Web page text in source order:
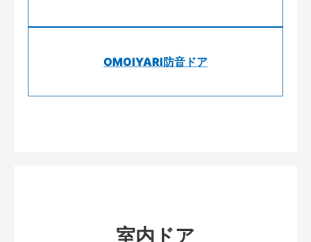
OMOIYARI防音ドア
室内ドア